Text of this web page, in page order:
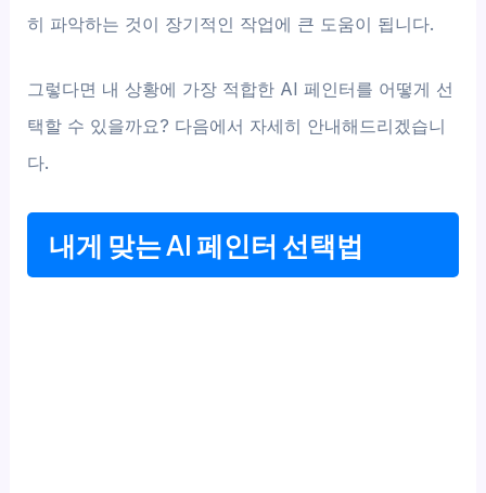
히 파악하는 것이 장기적인 작업에 큰 도움이 됩니다.
그렇다면 내 상황에 가장 적합한 AI 페인터를 어떻게 선
택할 수 있을까요? 다음에서 자세히 안내해드리겠습니
다.
내게 맞는 AI 페인터 선택법